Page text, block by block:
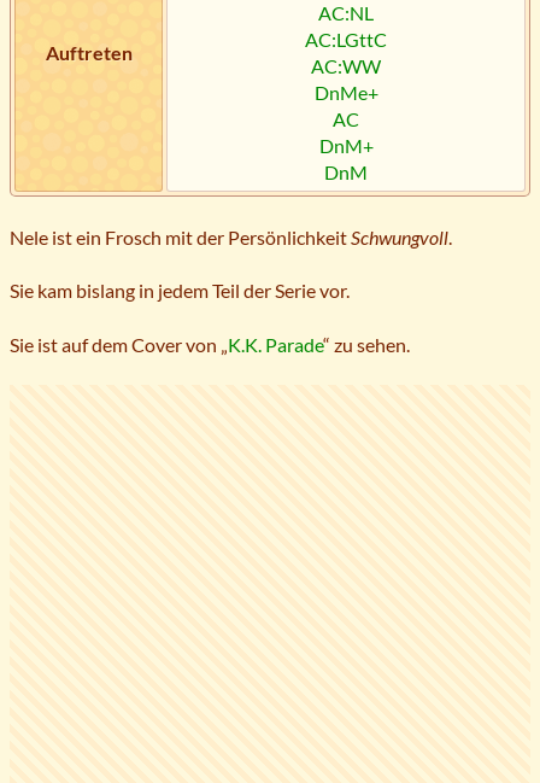
Auftreten
AC:NL
AC:LGttC
AC:WW
DnMe+
AC
DnM+
DnM
Nele ist ein Frosch mit der Persönlichkeit Schwungvoll
Sie kam bislang in jedem Teil der Serie vor.
Sie ist auf dem Cover von „ K.K. Parade“ zu sehen.